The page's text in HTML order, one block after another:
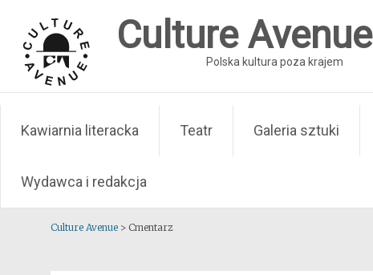
content
Culture Avenue
Polska kultura poza krajem
Kawiarnia literacka Teatr Galeria sztuki
Wydawca i redakcja
Culture Avenue > Cmentarz